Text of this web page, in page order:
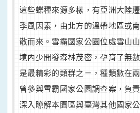
這些蝶種來源多樣，有亞洲大陸
季風因素，由北方的溫帶地區或
散而來。雪霸國家公園位處雪山
境內少開發森林茂密，孕育了無
是最精彩的類群之ㄧ，種類數在
曾參與雪霸國家公園調查案，負
深入瞭解本園區與臺灣其他國家